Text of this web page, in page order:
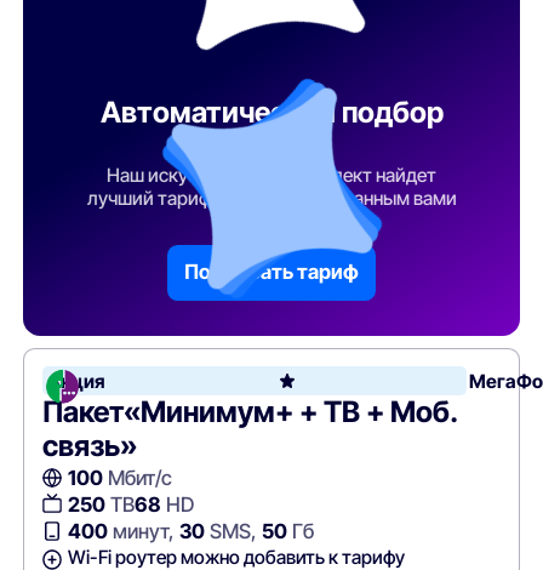
Автоматический подбор
Наш искусственный интеллект найдет
лучший тарифный план по указанным вами
Подобрать тариф
Акция
Пакет«Минимум+ + ТВ + Моб.
связь»
100Мбит/с
250ТВ68 HD
400минут, 30SMS, 50Гб
Wi-Fi роутер можно добавить к тарифу